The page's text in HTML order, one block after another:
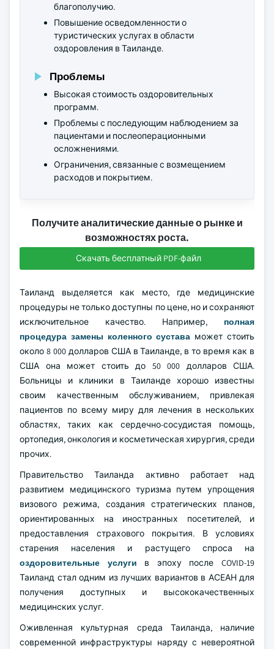
благополучию.
Повышение осведомленности о
туристических услугах в области
оздоровления в Таиланде.
Проблемы
Высокая стоимость оздоровительных
программ.
Проблемы с последующим наблюдением за
пациентами и послеоперационными
осложнениями.
Ограничения, связанные с возмещением
расходов и покрытием.
Получите аналитические данные о рынке и
возможностях роста.
Скачать бесплатный PDF-файл
Таиланд выделяется как место, где медицинские
процедуры не только доступны по цене, но и сохраняют
исключительное качество. Например, полная
процедура замены коленного сустава может стоить
около 8 000 долларов США в Таиланде, в то время как в
США она может стоить до 50 000 долларов США.
Больницы и клиники в Таиланде хорошо известны
своим качественным обслуживанием, привлекая
пациентов по всему миру для лечения в нескольких
областях, таких как сердечно-сосудистая помощь,
ортопедия, онкология и косметическая хирургия, среди
прочих.
Правительство Таиланда активно работает над
развитием медицинского туризма путем упрощения
визового режима, создания стратегических планов,
ориентированных на иностранных посетителей, и
предоставления страхового покрытия. В условиях
старения населения и растущего спроса на
оздоровительные услуги в эпоху после COVID-19
Таиланд стал одним из лучших вариантов в АСЕАН для
получения доступных и высококачественных
медицинских услуг.
Оживленная культурная среда Таиланда, наличие
современной инфраструктуры наряду с невероятной